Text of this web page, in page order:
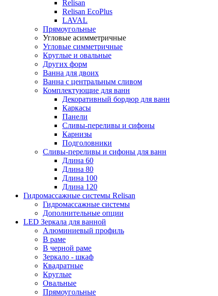
Relisan
Relisan EcoPlus
LAVAL
Прямоугольные
Угловые асимметричные
Угловые симметричные
Круглые и овальные
Других форм
Ванна для двоих
Ванна с центральным сливом
Комплектующие для ванн
Декоративный бордюр для ванн
Каркасы
Панели
Сливы-переливы и сифоны
Карнизы
Подголовники
Сливы-переливы и сифоны для ванн
Длина 60
Длина 80
Длина 100
Длина 120
Гидромассажные системы Relisan
Гидромассажные системы
Дополнительные опции
LED Зеркала для ванной
Алюминиевый профиль
В раме
В черной раме
Зеркало - шкаф
Квадратные
Круглые
Овальные
Прямоугольные